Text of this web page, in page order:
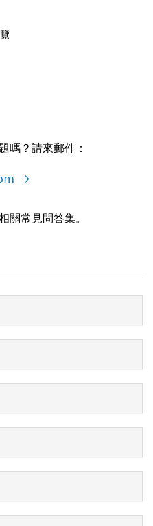
嗎？請來郵件：
關常見問答集。